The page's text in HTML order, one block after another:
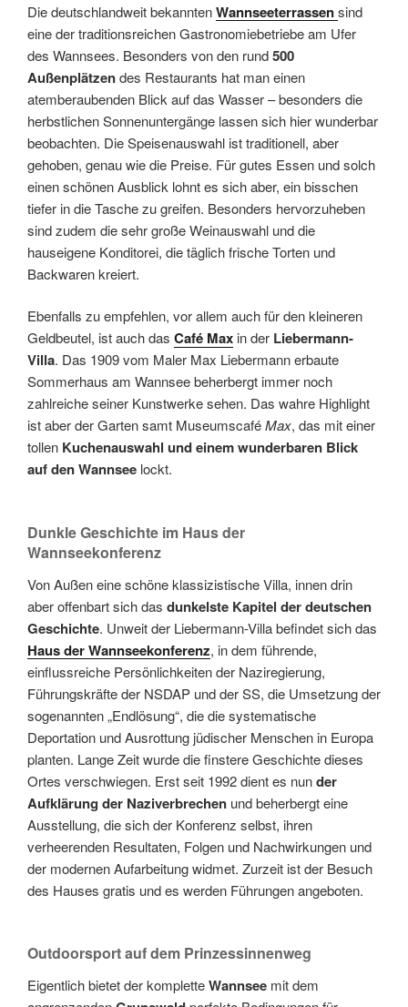
Die deutschlandweit bekanntenWannseeterrassensind
eine der traditionsreichen Gastronomiebetriebe am Ufer
des Wannsees. Besonders von den rund500
Außenplätzendes Restaurants hat man einen
atemberaubenden Blick auf das Wasser – besonders die
herbstlichen Sonnenuntergänge lassen sich hier wunderbar
beobachten. Die Speisenauswahl ist traditionell, aber
gehoben, genau wie die Preise. Für gutes Essen und solch
einen schönen Ausblick lohnt es sich aber, ein bisschen
tiefer in die Tasche zu greifen. Besonders hervorzuheben
sind zudem die sehr große Weinauswahl und die
hauseigene Konditorei, die täglich frische Torten und
Backwaren kreiert.
Ebenfalls zu empfehlen, vor allem auch für den kleineren
Geldbeutel, ist auch das Café Max in der Liebermann-
Villa. Das 1909 vom Maler Max Liebermann erbaute
Sommerhaus am Wannsee beherbergt immer noch
zahlreiche seiner Kunstwerke sehen. Das wahre Highlight
ist aber der Garten samt MuseumscaféMax, das mit einer
tollen Kuchenauswahl und einem wunderbaren Blick
auf den Wannsee lockt.
Dunkle Geschichte im Haus der
Wannseekonferenz
Von Außen eine schöne klassizistische Villa, innen drin
aber offenbart sich das dunkelste Kapitel der deutschen
Geschichte. Unweit der Liebermann-Villa befindet sich das
Haus derWannseekonferenz, in dem führende,
einflussreiche Persönlichkeiten der Naziregierung,
Führungskräfte der NSDAP und der SS, die Umsetzung der
sogenannten „Endlösung“, die die systematische
Deportation und Ausrottung jüdischer Menschen in Europa
planten. Lange Zeit wurde die finstere Geschichte dieses
Ortes verschwiegen. Erst seit 1992 dient es nunder
Aufklärung der Naziverbrechen und beherbergt eine
Ausstellung, die sich der Konferenz selbst, ihren
verheerenden Resultaten, Folgen und Nachwirkungen und
der modernen Aufarbeitung widmet. Zurzeit ist der Besuch
des Hauses gratis und es werden Führungen angeboten.
Outdoorsport auf dem Prinzessinnenweg
Eigentlich bietet der kompletteWannsee mit dem